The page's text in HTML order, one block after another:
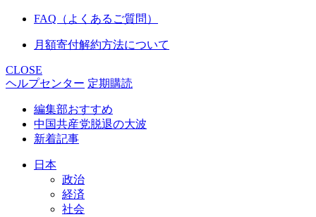
FAQ（よくあるご質問）
月額寄付解約方法について
CLOSE
ヘルプセンター 定期購読
編集部おすすめ
中国共産党脱退の大波
新着記事
日本
政治
経済
社会